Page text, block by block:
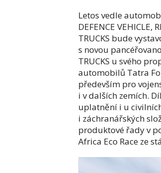
Letos vedle
DEFENCE VEHICLE,
TRUCKS bude
s novou
TRUCKS u svého
automobilů Tatra
především pro
i v dalších zemích.
uplatnění i u
i záchranářských
produktové řady v
Africa Eco Race ze